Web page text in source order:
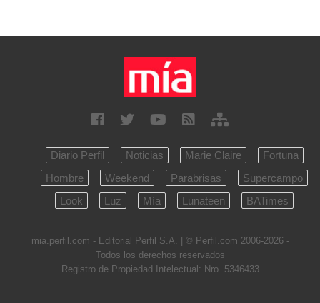
Diario Perfil Noticias Marie Claire
Fortuna
Hombre
Weekend Parabrisas
Supercampo
Look
Luz Mía Lunateen BATimes
mia.perfil.com - Editorial Perfil S.A.
| © Perfil.com 2006-2026 -
Todos los derechos reservados
Registro de Propiedad Intelectual: Nro. 5346433